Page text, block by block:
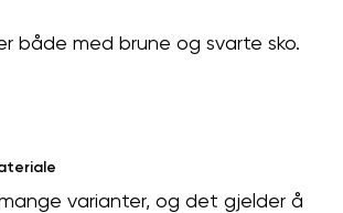
både med brune og svarte sko.
varianter, og det gjelder å